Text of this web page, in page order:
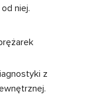
niej.
z